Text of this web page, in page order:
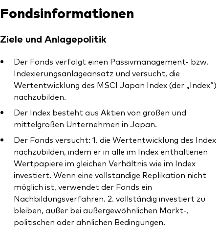
Portfolio-Services
LifePlan-Modellportfolios
Fondsinformationen
Ziele und Anlagepolitik
Der Fonds verfolgt einen Passivmanagement- bzw.
Indexierungsanlageansatz und versucht, die
Wertentwicklung des MSCI Japan Index (der „Index“)
nachzubilden.
Der Index besteht aus Aktien von großen und
mittelgroßen Unternehmen in Japan.
Der Fonds versucht: 1. die Wertentwicklung des Index
nachzubilden, indem er in alle im Index enthaltenen
Wertpapiere im gleichen Verhältnis wie im Index
investiert. Wenn eine vollständige Replikation nicht
möglich ist, verwendet der Fonds ein
Nachbildungsverfahren. 2. vollständig investiert zu
bleiben, außer bei außergewöhnlichen Markt-,
politischen oder ähnlichen Bedingungen.